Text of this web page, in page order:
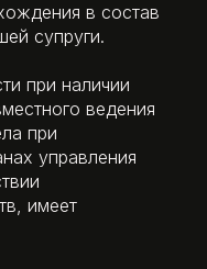
в состав
супруги.
при наличии
ведения
при
управления
имеет